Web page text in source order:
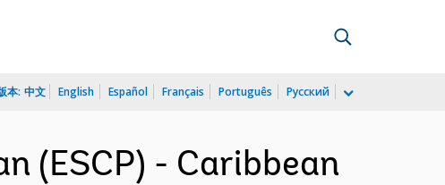
本: 中文 English Español Français Português Русский
(ESCP) - Caribbean